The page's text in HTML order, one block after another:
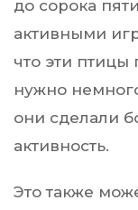
до сорока
активными
что эти птицы
нужно
они сделали
активность.
Это также